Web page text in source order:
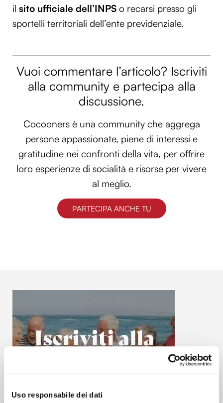
Uso responsabile dei dati
il sito ufficiale dell’INPS o recarsi presso gli
sportelli territoriali dell’ente previdenziale.
Vuoi commentare l’articolo? Iscriviti
alla community e partecipa alla
discussione.
Cocooners è una community che aggrega
persone appassionate, piene di interessi e
gratitudine nei confronti della vita, per offrire
loro esperienze di socialità e risorse per vivere
al meglio.
PARTECIPA ANCHE TU